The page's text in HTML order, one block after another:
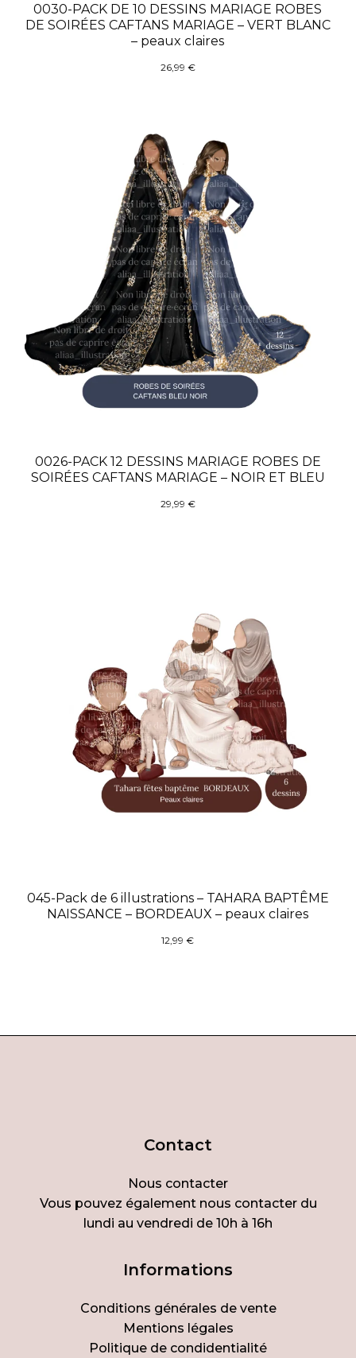
0030-PACK DE 10 DESSINS MARIAGE ROBES
DE SOIRÉES CAFTANS MARIAGE – VERT BLANC
– peaux claires
26,99 €
0026-PACK 12 DESSINS MARIAGE ROBES DE
SOIRÉES CAFTANS MARIAGE – NOIR ET BLEU
29,99 €
045-Pack de 6 illustrations – TAHARA BAPTÊME
NAISSANCE – BORDEAUX – peaux claires
12,99€
Contact
Nous contacter
Vous pouvez également nous contacter du
lundi au vendredi de 10h à 16h
Informations
Conditions générales de vente
Mentions légales
Politique de condidentialité